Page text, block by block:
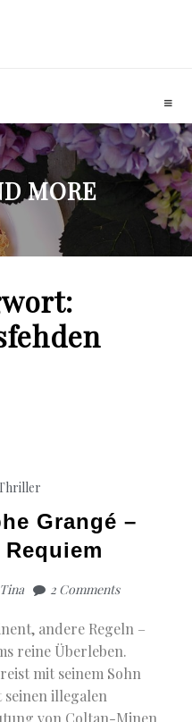
MORE
Grangé –
Tina 2 Comments
andere Regeln –
reine Überleben.
mit seinem Sohn
illegalen